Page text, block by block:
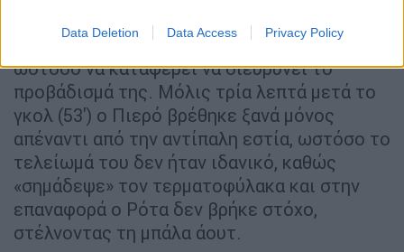
Data Deletion Data Access Privacy Policy
Η ΑΕΚ συνέχισε να παίζει με το... μαχαίρι
στα δόντια, έβγαλε μεγάλες φάσεις, χωρίς
ωστόσο να καταφέρει να διευρύνει το
προβάδισμά της. Μόλις τρία λεπτά μετά το
γκολ (53') ο Πιερό βρέθηκε ξανά μόνος
απέναντι από την αντίπαλη εστία, ωστόσο το
τελείωμά του δεν ήταν ιδανικό, καθώς
«σημάδεψε» τον τερματοφύλακα και στην
επαναφορά ο Ρότα δεν βρήκε στόχο,
στέλνοντας τη μπάλα άουτ.